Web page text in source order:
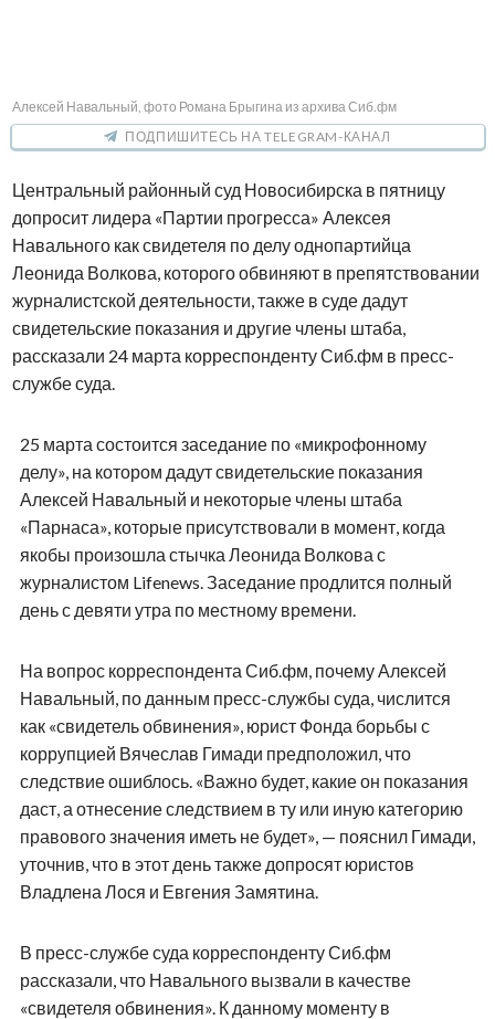
Алексей Навальный, фото Романа Брыгина из архива Сиб.фм
ПОДПИШИТЕСЬ НА TELEGRAM-КАНАЛ
Центральный районный суд Новосибирска в пятницу
допросит лидера «Партии прогресса» Алексея
Навального как свидетеля по делу однопартийца
Леонида Волкова, которого обвиняют в препятствовании
журналистской деятельности, также в суде дадут
свидетельские показания и другие члены штаба,
рассказали 24 марта корреспонденту Сиб.фм в пресс-
службе суда.
25 марта состоится заседание по «микрофонному
делу», на котором дадут свидетельские показания
Алексей Навальный и некоторые члены штаба
«Парнаса», которые присутствовали в момент, когда
якобы произошла стычка Леонида Волкова с
журналистом Lifenews. Заседание продлится полный
день с девяти утра по местному времени.
На вопрос корреспондента Сиб.фм, почему Алексей
Навальный, по данным пресс-службы суда, числится
как «свидетель обвинения», юрист Фонда борьбы с
коррупцией Вячеслав Гимади предположил, что
следствие ошиблось. «Важно будет, какие он показания
даст, а отнесение следствием в ту или иную категорию
правового значения иметь не будет», — пояснил Гимади,
уточнив, что в этот день также допросят юристов
Владлена Лося и Евгения Замятина.
В пресс-службе суда корреспонденту Сиб.фм
рассказали, что Навального вызвали в качестве
«свидетеля обвинения». К данному моменту в